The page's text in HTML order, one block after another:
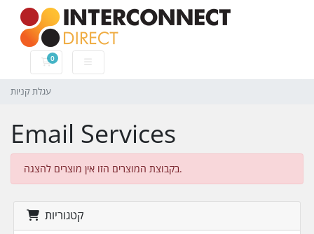
0
עגלת קניות
עגלת קניות
Email Services
בקבוצת המוצרים הזו אין מוצרים להצגה.
קטגוריות